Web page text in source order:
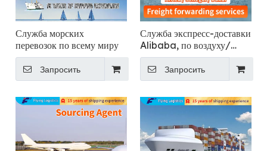
Служба морских
перевозок по всему миру
Запросить
Служба экспресс-доставки
Alibaba, по воздуху/
морю/морю, груз/груз/
контейнерный экспедитор
LCL/агент из Китая в
Fast DDP Logistics
Запросить